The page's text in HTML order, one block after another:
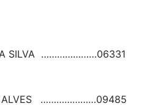
SILVA …………………06331
…………………09485